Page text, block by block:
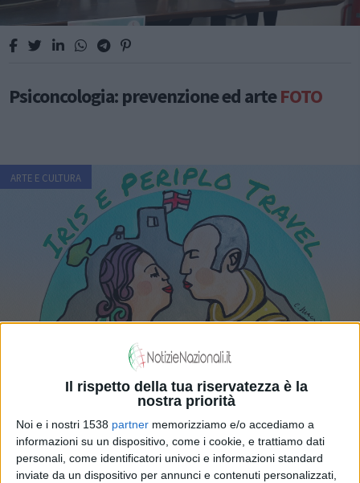
Il rispetto della tua riservatezza è la
nostra priorità
Noi e i nostri 1538 partner memorizziamo e/o accediamo a
informazioni su un dispositivo, come i cookie, e trattiamo dati
personali, come identificatori univoci e informazioni standard
inviate da un dispositivo per annunci e contenuti personalizzati,
Psiconcologia: prevenzione ed arteFOTO
ARTE E CULTURA
Carlo Bacci firma il nuovo logo per Iris e
Periplo Travel